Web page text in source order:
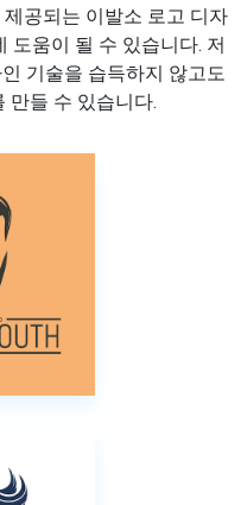
공되는 이발소 로고 디자
도움이 될 수 있습니다. 저
기술을 습득하지 않고도
만들 수 있습니다.